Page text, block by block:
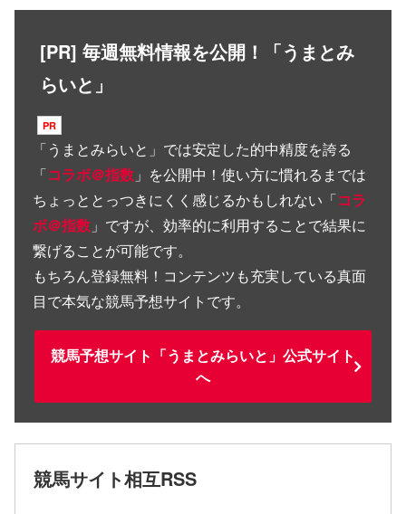
[PR] 毎週無料情報を公開！「うまとみ
らいと」
「うまとみらいと 」では安定した的中精度を誇る
「コラボ＠指数 」を公開中！使い方に慣れるまでは
ちょっととっつきにくく感じるかもしれない「コラ
ボ＠指数 」ですが、効率的に利用することで結果に
繋げることが可能です。
もちろん登録無料！コンテンツも充実している真面
目で本気な競馬予想サイトです。
競馬予想サイト「うまとみらいと」公式サイト
へ
競馬サイト相互RSS